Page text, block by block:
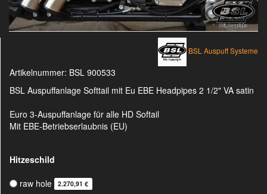
BSL Auspuff Systeme
Artikelnummer: BSL 900533
BSL Auspuffanlage Softtail mit Eu EBE Headpipes 2 1/2" VA satin
Euro 3-Auspuffanlage für alle HD Softail
Mit EBE-Betriebserlaubnis (EU)
Hitzeschild
raw hole
2.270,91 €